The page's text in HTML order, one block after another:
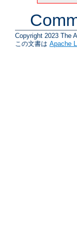
Copyright 2023 The
この文書は Apache